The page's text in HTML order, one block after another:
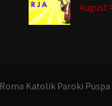
August
Katolik Paroki